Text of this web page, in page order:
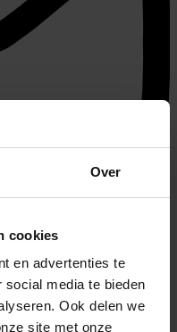
Over
cookies
en advertenties te
media te bieden
Ook delen we
site met onze